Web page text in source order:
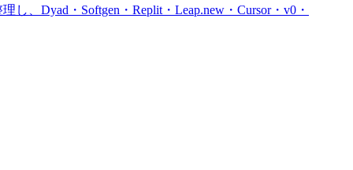
、Dyad・Softgen・Replit・Leap.new・Cursor・v0・